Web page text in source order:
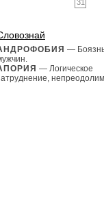
31
—
— Логическое